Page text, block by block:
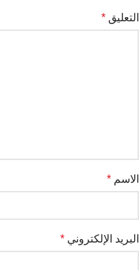
التعليق *
الاسم *
البريد الإلكتروني *